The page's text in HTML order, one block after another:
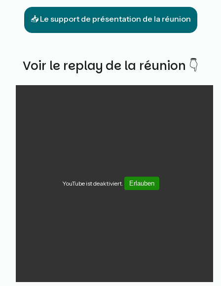
📥 Le support de présentation de la réunion
Voir le replay de la réunion 👇
YouTube ist deaktiviert. Erlauben